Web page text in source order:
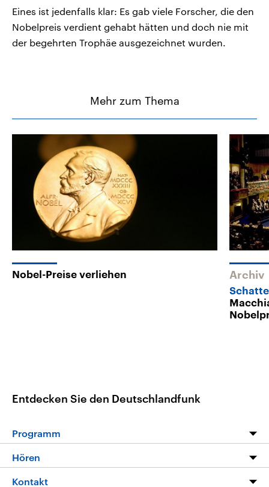
Eines ist jedenfalls klar: Es gab viele Forscher, die den
Nobelpreis verdient gehabt hätten und doch nie mit
der begehrten Trophäe ausgezeichnet wurden.
Mehr zum Thema
Nobel-Preise verliehen Archiv
Entdecken Sie den Deutschlandfunk
Programm
Programm
Hören
Livestream
Kontakt